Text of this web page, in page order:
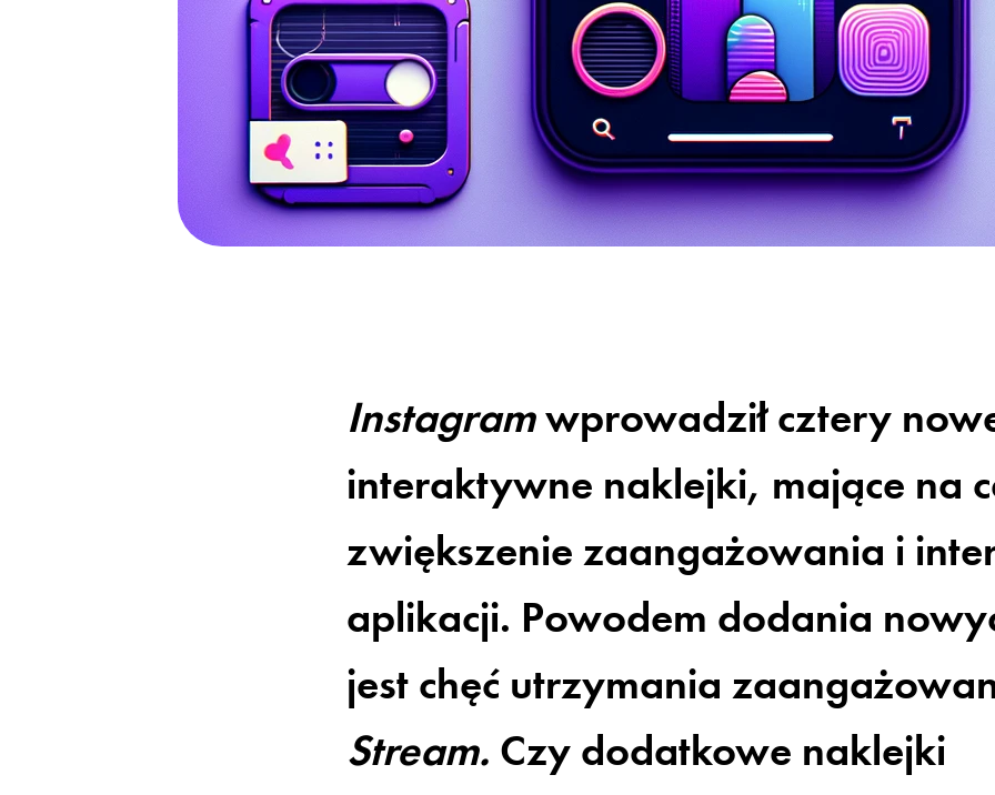
Instagramwprowadził cztery
interaktywne naklejki, mające na
zwiększenie zaangażowania i
aplikacji. Powodem dodania
jest chęć utrzymania
Stream. Czy dodatkowe naklejki